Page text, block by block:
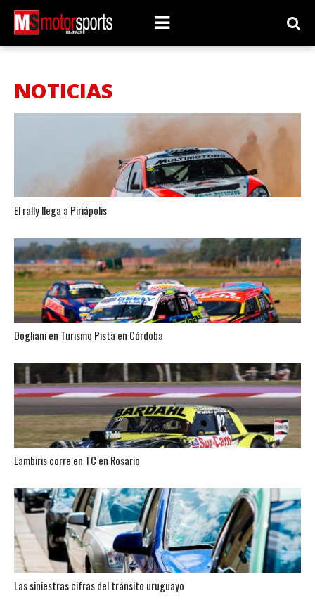
NOTICIAS
El rally llega a Piriápolis
Dogliani en Turismo Pista en Córdoba
Lambiris corre en TC en Rosario
Las siniestras cifras del tránsito uruguayo